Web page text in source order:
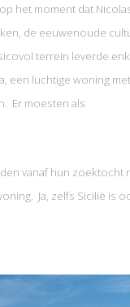
het moment dat
de eeuwenoude
terrein leverde
een luchtige woning
Er moesten als
vanaf hun zoektocht
Ja, zelfs Sicilië is